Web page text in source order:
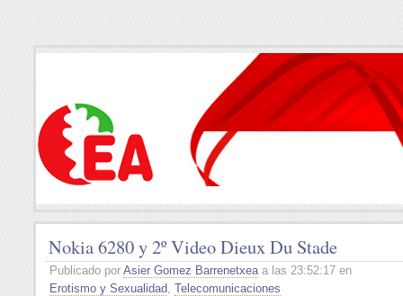
Nokia 6280 y 2º Video Dieux Du Stade
Publicado por Asier Gomez Barrenetxeaa las 23:52:17 en
Erotismo y Sexualidad, Telecomunicaciones